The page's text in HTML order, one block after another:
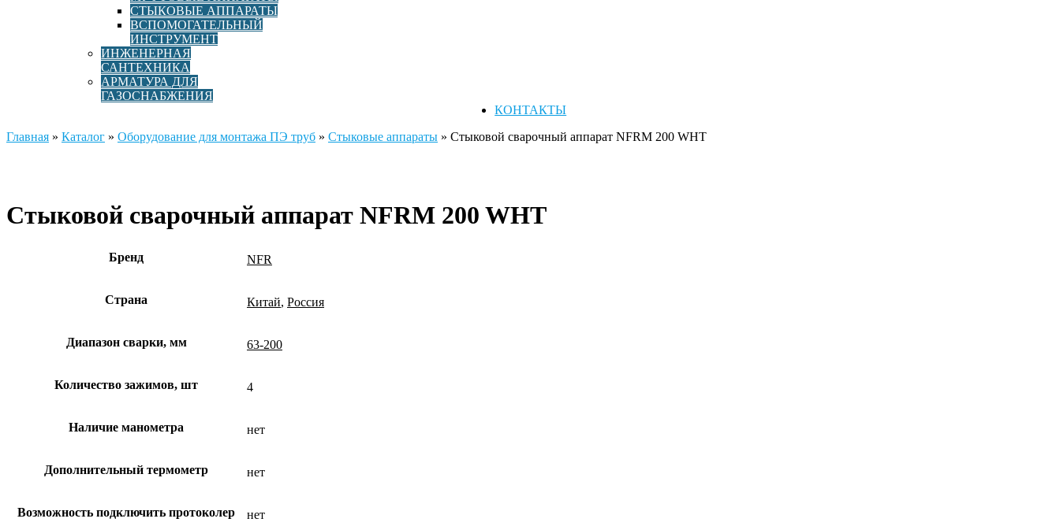
СТЫКОВЫЕ АППАРАТЫ
ВСПОМОГАТЕЛЬНЫЙ
ИНСТРУМЕНТ
ИНЖЕНЕРНАЯ
САНТЕХНИКА
АРМАТУРА ДЛЯ
ГАЗОСНАБЖЕНИЯ
КОНТАКТЫ
Главная » Каталог » Оборудование для монтажа ПЭ труб » Стыковые аппараты » Стыковой сварочный аппарат NFRM 200 WHT
Стыковой сварочный аппарат NFRM 200 WHT
Бренд NFR
Страна Китай, Россия
Диапазон сварки, мм 63-200
Количество зажимов, шт 4
Наличие манометра нет
Дополнительный термометр нет
Возможность подключить протоколер нет